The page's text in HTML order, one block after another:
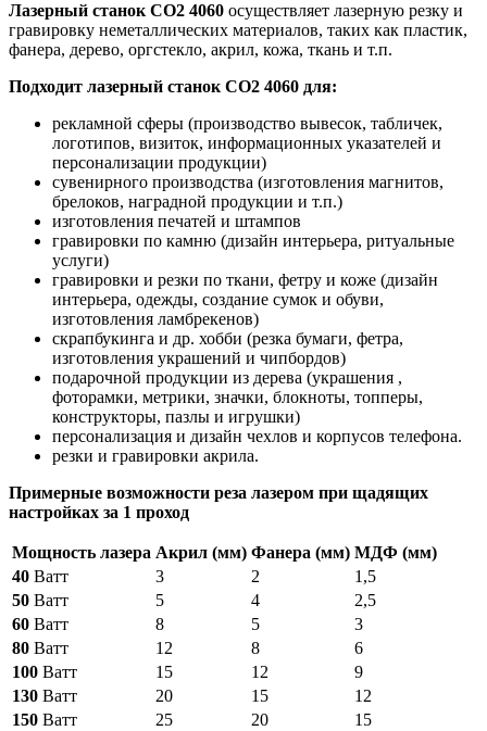
Лазерный станок СО2 4060 осуществляет лазерную резку и
гравировку неметаллических материалов, таких как пластик,
фанера, дерево, оргстекло, акрил, кожа, ткань и т.п.
Подходит лазерный станок СО2 4060 для:
рекламной сферы (производство вывесок, табличек,
логотипов, визиток, информационных указателей и
персонализации продукции)
сувенирного производства (изготовления магнитов,
брелоков, наградной продукции и т.п.)
изготовления печатей и штампов
гравировки по камню (дизайн интерьера, ритуальные
услуги)
гравировки и резки по ткани, фетру и коже (дизайн
интерьера, одежды, создание сумок и обуви,
изготовления ламбрекенов)
скрапбукинга и др. хобби (резка бумаги, фетра,
изготовления украшений и чипбордов)
подарочной продукции из дерева (украшения ,
фоторамки, метрики, значки, блокноты, топперы,
конструкторы, пазлы и игрушки)
персонализация и дизайн чехлов и корпусов телефона.
резки и гравировки акрила.
Примерные возможности реза лазером при щадящих
настройках за 1 проход
Мощность лазера Акрил (мм) Фанера (мм) МДФ (мм)
40 Ватт 3 2
1,5
50 Ватт 5 4
2,5
60 Ватт 8 5
3
80 Ватт 12 8
6
100 Ватт 15 12
9
130 Ватт 20 15
12
150 Ватт 25 20 15